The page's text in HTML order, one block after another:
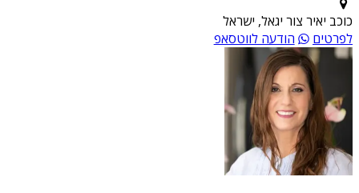
כוכב יאיר צור יגאל, ישראל
לפרטים
הודעה לווטסאפ